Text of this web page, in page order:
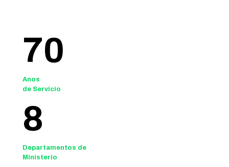
70
Anos
de Servicio
8
Departamentos de
Ministerio